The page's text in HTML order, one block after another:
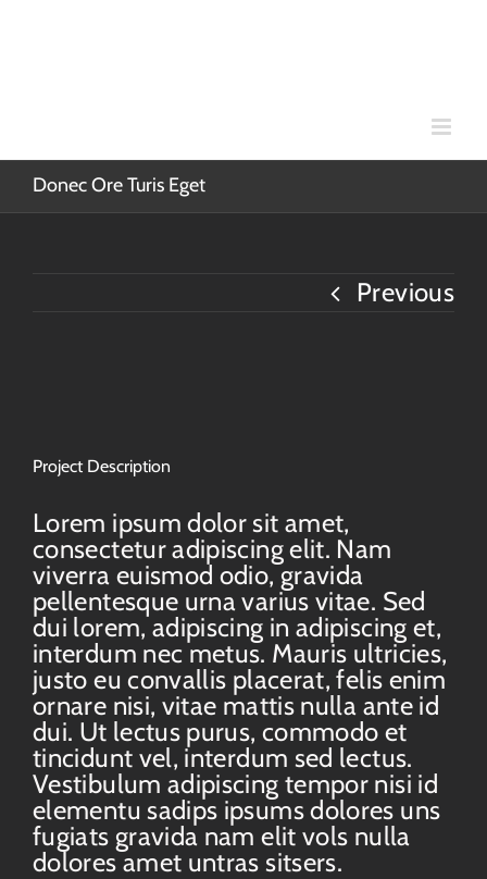
Donec Ore Turis Eget
Previous
Project Description
Lorem ipsum dolor sit amet,
consectetur adipiscing elit. Nam
viverra euismod odio, gravida
pellentesque urna varius vitae. Sed
dui lorem, adipiscing in adipiscing et,
interdum nec metus. Mauris ultricies,
justo eu convallis placerat, felis enim
ornare nisi, vitae mattis nulla ante id
dui. Ut lectus purus, commodo et
tincidunt vel, interdum sed lectus.
Vestibulum adipiscing tempor nisi id
elementu sadips ipsums dolores uns
fugiats gravida nam elit vols nulla
dolores amet untras sitsers.